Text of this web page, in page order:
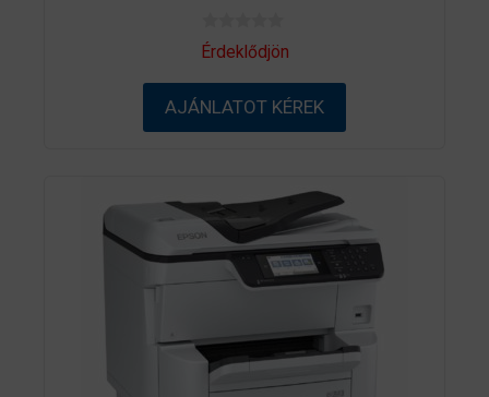
0
a
-
ő
Érdeklődjön
AJÁNLATOT KÉREK